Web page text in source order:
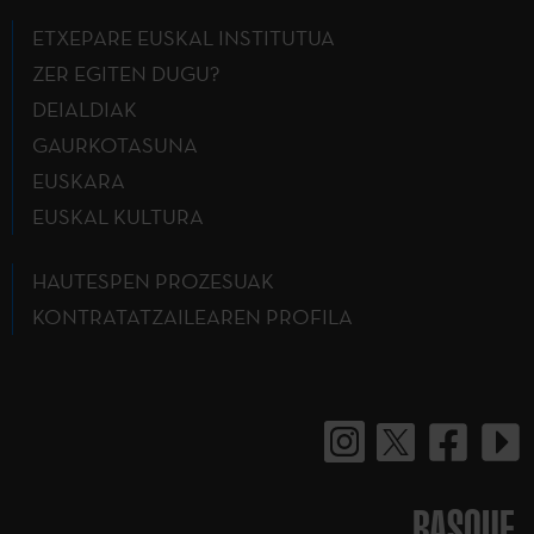
ETXEPARE EUSKAL INSTITUTUA
ZER EGITEN DUGU?
DEIALDIAK
GAURKOTASUNA
EUSKARA
EUSKAL KULTURA
HAUTESPEN PROZESUAK
KONTRATATZAILEAREN PROFILA